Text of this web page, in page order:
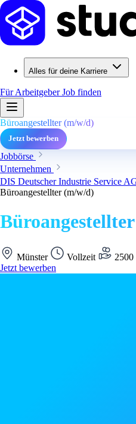
Alles für deine Karriere
Für ArbeitgeberJob finden
Büroangestellter (m/w/d)
Jetzt bewerben
Jobbörse
Unternehmen
DIS Deutscher Industrie Service
Büroangestellter (m/w/d)
Münster Vollzeit 2500
Jetzt bewerben